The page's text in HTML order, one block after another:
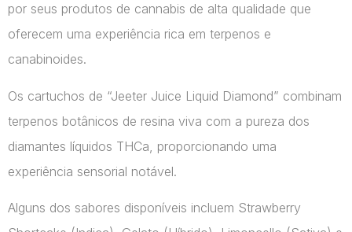
por seus produtos de cannabis de alta qualidade que
oferecem uma experiência rica em terpenos e
canabinoides.
Os cartuchos de “Jeeter Juice Liquid Diamond” combinam
terpenos botânicos de resina viva com a pureza dos
diamantes líquidos THCa, proporcionando uma
experiência sensorial notável.
Alguns dos sabores disponíveis incluem Strawberry